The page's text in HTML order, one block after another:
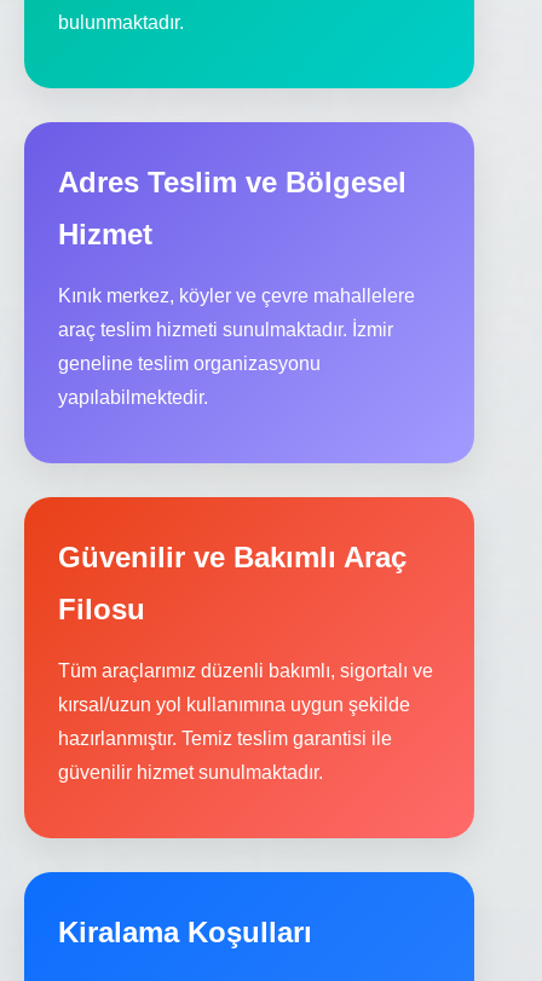
bulunmaktadır.
Adres Teslim ve Bölgesel
Hizmet
Kınık merkez, köyler ve çevre mahallelere
araç teslim hizmeti sunulmaktadır. İzmir
geneline teslim organizasyonu
yapılabilmektedir.
Güvenilir ve Bakımlı Araç
Filosu
Tüm araçlarımız düzenli bakımlı, sigortalı ve
kırsal/uzun yol kullanımına uygun şekilde
hazırlanmıştır. Temiz teslim garantisi ile
güvenilir hizmet sunulmaktadır.
Kiralama Koşulları